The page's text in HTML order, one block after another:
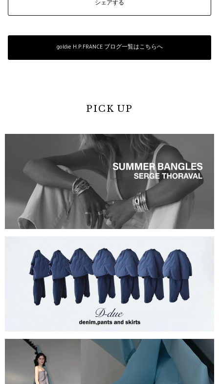
シェアする
goldie H.P.FRANCE ブログ一覧はこちらへ
PICK UP